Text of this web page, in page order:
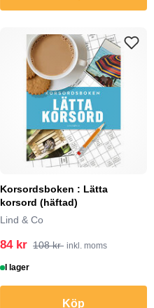
Korsordsboken : Lätta
korsord (häftad)
Lind & Co
84 kr 108 kr inkl. moms
I lager
Köp